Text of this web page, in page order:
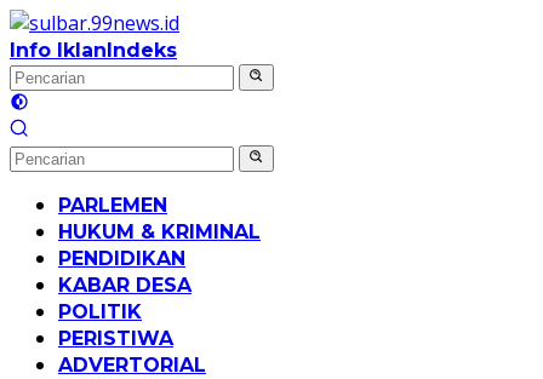
Langsung
ke
konten
Info IklanIndeks
PARLEMEN
HUKUM & KRIMINAL
PENDIDIKAN
KABAR DESA
POLITIK
PERISTIWA
ADVERTORIAL